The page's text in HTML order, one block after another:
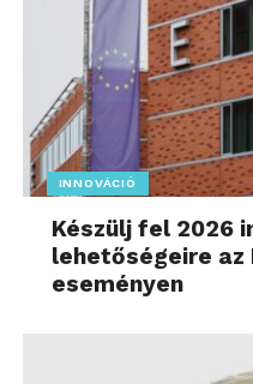
INNOVÁCIÓ
Készülj fel 2026
lehetőségeire az
eseményen